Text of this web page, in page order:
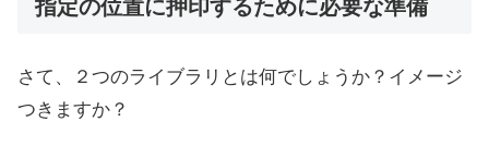
指定の位置に押印するために必要な準備
さて、２つのライブラリとは何でしょうか？イメージ
つきますか？